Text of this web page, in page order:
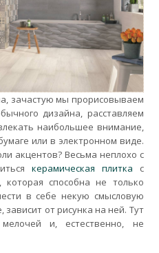
зачастую мы прорисовываем
дизайна, расставляем
наибольшее внимание,
или в электронном виде.
акцентов? Весьма неплохо с
керамическая плитка с
способна не только
в себе некую смысловую
зависит от рисунка на ней. Тут
и, естественно, не